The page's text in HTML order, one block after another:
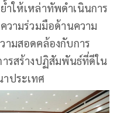
ำให้เหล่าทัพดำเนินการ
วามร่วมมือด้านความ
ามสอดคล้องกับการ
ารสร้างปฏิสัมพันธ์ที่ดีใน
ประเทศ